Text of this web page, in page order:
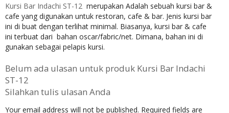
Kursi Bar Indachi ST-12 merupakan Adalah sebuah kursi bar &
cafe yang digunakan untuk restoran, cafe & bar. Jenis kursi bar
ini di buat dengan terlihat minimal. Biasanya, kursi bar & cafe
ini terbuat dari bahan oscar/fabric/net. Dimana, bahan ini di
gunakan sebagai pelapis kursi.
Belum ada ulasan untuk produk Kursi Bar Indachi
ST-12
Silahkan tulis ulasan Anda
Your email address will not be published. Required fields are